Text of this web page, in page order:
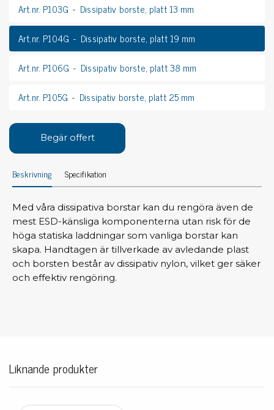
Art.nr. P103G
Dissipativ borste, platt 13 mm
Art.nr. P104G
Dissipativ borste, platt 19 mm
Art.nr. P106G
Dissipativ borste, platt 38 mm
Art.nr. P105G
Dissipativ borste, platt 25 mm
Begär offert
Beskrivning Specifikation
Med våra dissipativa borstar kan du rengöra även de
mest ESD-känsliga komponenterna utan risk för de
höga statiska laddningar som vanliga borstar kan
skapa. Handtagen är tillverkade av avledande plast
och borsten består av dissipativ nylon, vilket ger säker
och effektiv rengöring.
Liknande produkter